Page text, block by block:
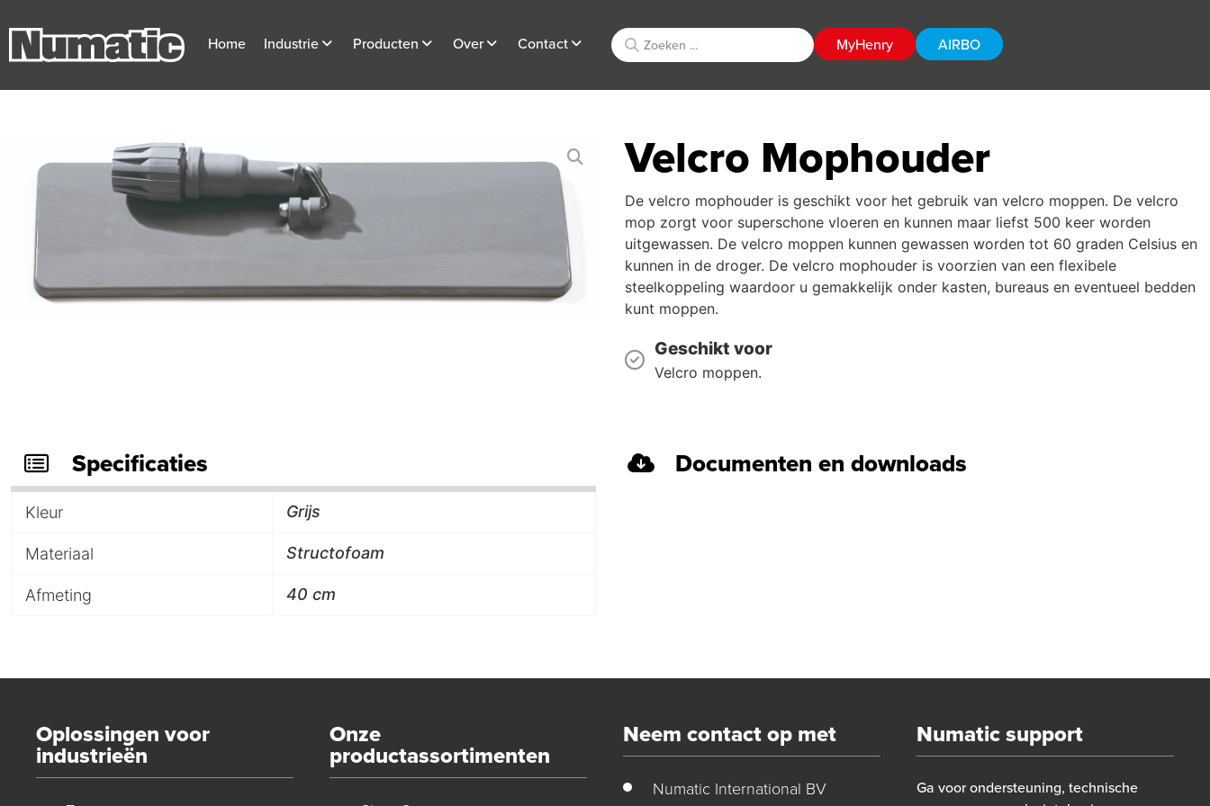
Home Industrie Producten Over Contact MyHenry AIRBO
Velcro Mophouder
De velcro mophouder is geschikt voor het gebruik van velcro moppen. De velcro
mop zorgt voor superschone vloeren en kunnen maar liefst 500 keer worden
uitgewassen. De velcro moppen kunnen gewassen worden tot 60 graden Celsius en
kunnen in de droger. De velcro mophouder is voorzien van een flexibele
steelkoppeling waardoor u gemakkelijk onder kasten, bureaus en eventueel bedden
kunt moppen.
Geschikt voor
Velcro moppen.
Specificaties
Kleur Grijs
Materiaal Structofoam
Afmeting 40 cm
Documenten en downloads
Oplossingen voor
industrieën
Onze
productassortimenten
Neem contact op met
Numatic International BV
Numatic support
Ga voor ondersteuning, technische